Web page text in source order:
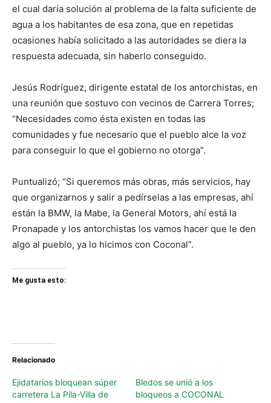
el cual daría solución al problema de la falta suficiente de
agua a los habitantes de esa zona, que en repetidas
ocasiones había solicitado a las autoridades se diera la
respuesta adecuada, sin haberlo conseguido.
Jesús Rodríguez, dirigente estatal de los antorchistas, en
una reunión que sostuvo con vecinos de Carrera Torres;
“Necesidades como ésta existen en todas las
comunidades y fue necesario que el pueblo alce la voz
para conseguir lo que el gobierno no otorga”.
Puntualizó; “Si queremos más obras, más servicios, hay
que organizarnos y salir a pedírselas a las empresas, ahí
están la BMW, la Mabe, la General Motors, ahí está la
Pronapade y los antorchistas los vamos hacer que le den
algo al pueblo, ya lo hicimos con Coconal”.
Me gusta esto:
Relacionado
Ejidatarios bloquean súper
carretera La Pila-Villa de
Bledos se unió a los
bloqueos a COCONAL